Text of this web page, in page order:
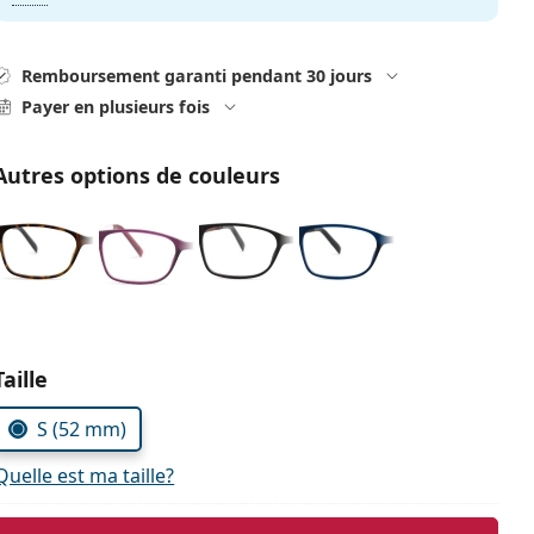
Remboursement garanti pendant 30 jours
Payer en plusieurs fois
options de couleurs
les paramètres
S (52 mm)
est ma taille?